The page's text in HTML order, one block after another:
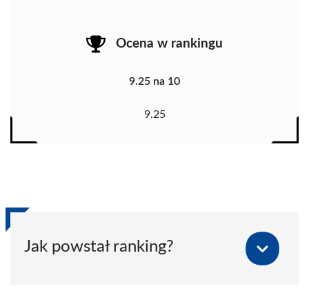
Ocena w rankingu
9.25 na 10
9.25
Jak powstał ranking?